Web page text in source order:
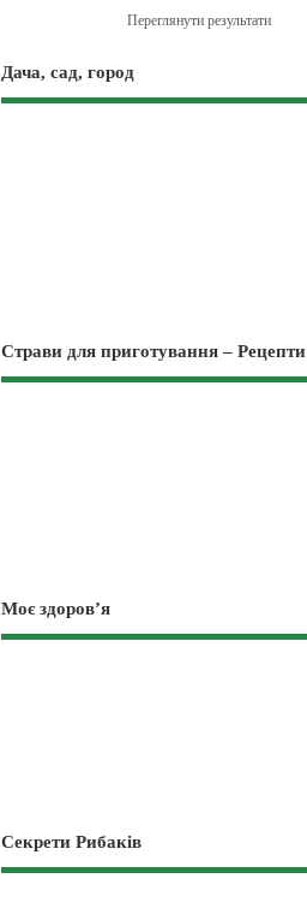
Переглянути результати
Дача, сад, город
Страви для приготування – Рецепти
Моє здоров’я
Секрети Рибаків